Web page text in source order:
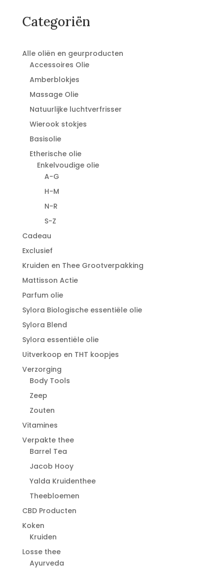
€14,95.
Categoriën
Alle oliën en geurproducten
Accessoires Olie
Amberblokjes
Massage Olie
Natuurlijke luchtverfrisser
Wierook stokjes
Basisolie
Etherische olie
Enkelvoudige olie
A-G
H-M
N-R
S-Z
Cadeau
Exclusief
Kruiden en Thee Grootverpakking
Mattisson Actie
Parfum olie
Sylora Biologische essentiële olie
Sylora Blend
Sylora essentiële olie
Uitverkoop en THT koopjes
Verzorging
Body Tools
Zeep
Zouten
Vitamines
Verpakte thee
Barrel Tea
Jacob Hooy
Yalda Kruidenthee
Theebloemen
CBD Producten
Koken
Kruiden
Losse thee
Ayurveda